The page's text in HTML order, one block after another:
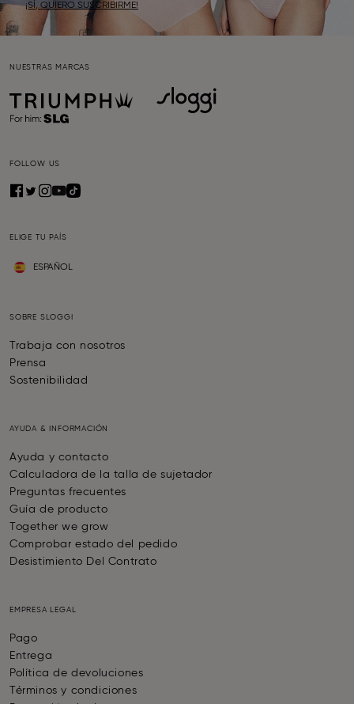
¡SÍ, QUIERO SUSCRIBIRME!
NUESTRAS MARCAS
FOLLOW US
ELIGE TU PAÍS
ESPAÑOL
SOBRE SLOGGI
Trabaja con nosotros
Prensa
Sostenibilidad
AYUDA & INFORMACIÓN
Ayuda y contacto
Calculadora de la talla de sujetador
Preguntas frecuentes
Guía de producto
Together we grow
Comprobar estado del pedido
Desistimiento Del Contrato
EMPRESA LEGAL
Pago
Entrega
Política de devoluciones
Términos y condiciones